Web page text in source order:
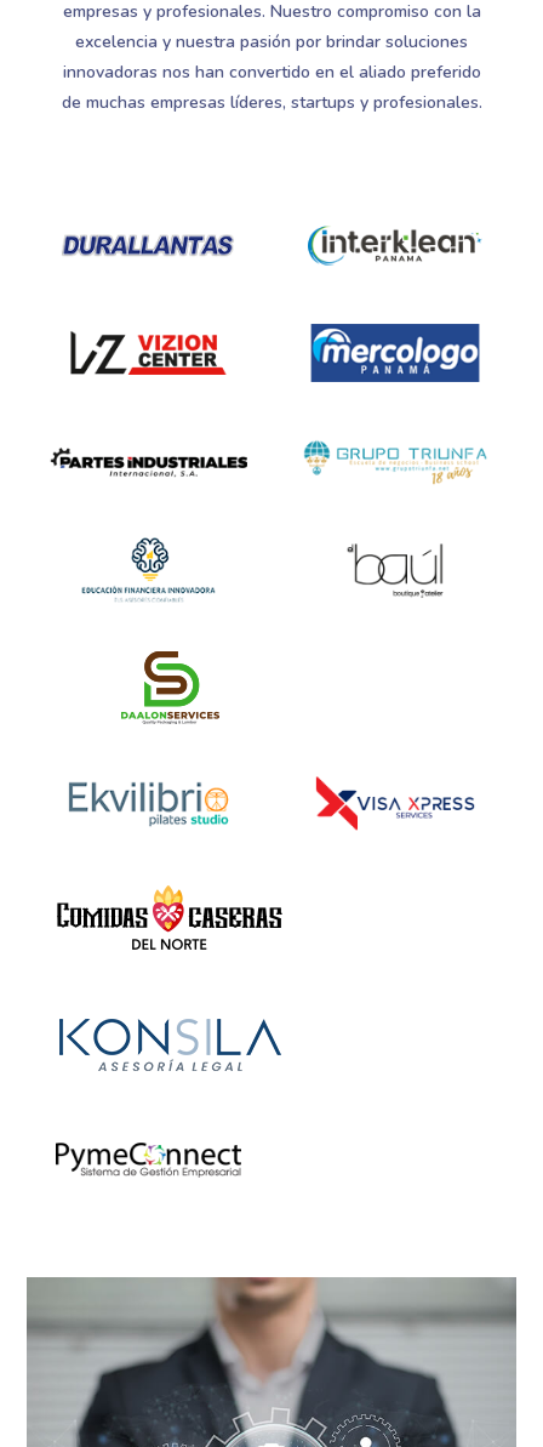
empresas y profesionales. Nuestro compromiso con la
excelencia y nuestra pasión por brindar soluciones
innovadoras nos han convertido en el aliado preferido
de muchas empresas líderes, startups y profesionales.